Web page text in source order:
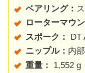
ベアリング：
ローターマウン
スポーク：
DT
ニップル： 内
重量：
1,552 g